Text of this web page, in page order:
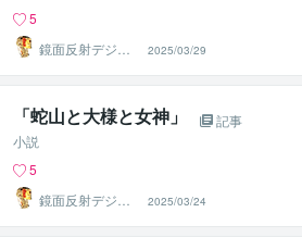
5
鏡面反射デジタ
ルアート製作所
（鈴木穣）
2025/03/29
「蛇山と大様と女神」
記事
小説
5
鏡面反射デジタ
ルアート製作所
（鈴木穣）
2025/03/24